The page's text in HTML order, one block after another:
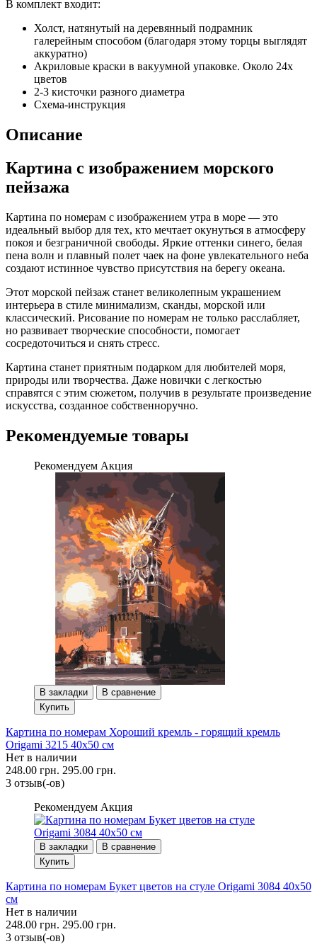
В комплект входит:
Холст, натянутый на деревянный подрамник
галерейным способом (благодаря этому торцы выглядят
аккуратно)
Акриловые краски в вакуумной упаковке. Около 24х
цветов
2-3 кисточки разного диаметра
Схема-инструкция
Описание
Картина с изображением морского
пейзажа
Картина по номерам с изображением утра в море — это
идеальный выбор для тех, кто мечтает окунуться в атмосферу
покоя и безграничной свободы. Яркие оттенки синего, белая
пена волн и плавный полет чаек на фоне увлекательного неба
создают истинное чувство присутствия на берегу океана.
Этот морской пейзаж станет великолепным украшением
интерьера в стиле минимализм, сканды, морской или
классический. Рисование по номерам не только расслабляет,
но развивает творческие способности, помогает
сосредоточиться и снять стресс.
Картина станет приятным подарком для любителей моря,
природы или творчества. Даже новички с легкостью
справятся с этим сюжетом, получив в результате произведение
искусства, созданное собственноручно.
Рекомендуемые товары
Рекомендуем Акция
В закладки
В сравнение
Купить
Картина по номерам Хороший кремль - горящий кремль
Origami 3215 40x50 см
Нет в наличии
248.00 грн. 295.00 грн.
3 отзыв(-ов)
Рекомендуем Акция
В закладки
В сравнение
Купить
Картина по номерам Букет цветов на стуле Origami 3084 40x50
см
Нет в наличии
248.00 грн. 295.00 грн.
3 отзыв(-ов)